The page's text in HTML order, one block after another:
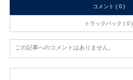
コメント ( 0 )
トラックバック ( 0 )
この記事へのコメントはありません。